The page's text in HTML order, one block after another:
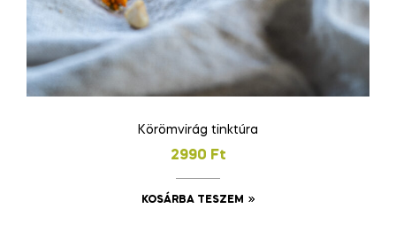
Körömvirág tinktúra
2990 Ft
KOSÁRBA TESZEM